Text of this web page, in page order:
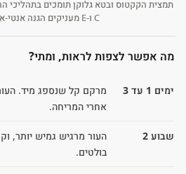
תמצית הקקטוס ובטא גלוקן תומכים בתהליכי
C ו-E מעניקים הגנה אנטי-אוקסידנטית.
מה אפשר לצפות לראות, ומתי?
ימים 1 עד 3
מרקם קל שנספג מיד.
אחרי המריחה.
שבוע 2
העור מרגיש גמיש יותר,
בולטים.